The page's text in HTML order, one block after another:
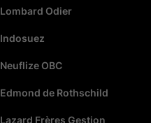
Lombard Odier
Indosuez
Neuflize OBC
Edmond de Rothschild
Lazard Frères Gestion